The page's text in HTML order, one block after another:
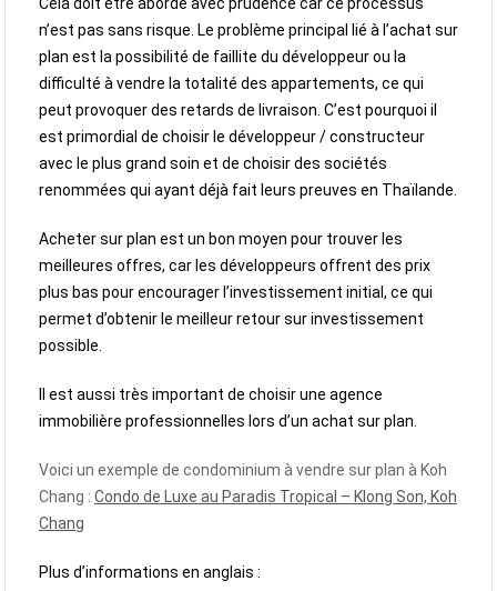
n’est pas sans risque. Le problème principal lié à l’achat sur
plan est la possibilité de faillite du développeur ou la
difficulté à vendre la totalité des appartements, ce qui
peut provoquer des retards de livraison. C’est pourquoi il
est primordial de choisir le développeur / constructeur
avec le plus grand soin et de choisir des sociétés
renommées qui ayant déjà fait leurs preuves en Thaïlande.
Acheter sur plan est un bon moyen pour trouver les
meilleures offres, car les développeurs offrent des prix
plus bas pour encourager l’investissement initial, ce qui
permet d’obtenir le meilleur retour sur investissement
possible.
Il est aussi très important de choisir une agence
immobilière professionnelles lors d’un achat sur plan.
Voici un exemple de condominium à vendre sur plan à Koh
Chang : Condo de Luxe au Paradis Tropical – Klong Son, Koh
Chang
Plus d’informations en anglais :